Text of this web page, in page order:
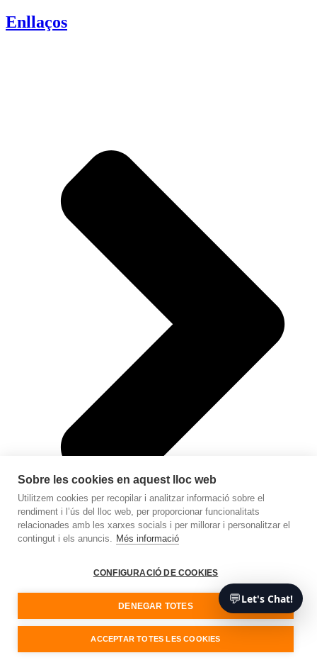
Enllaços
💬Let's Chat!
Sobre les cookies en aquest lloc web
Utilitzem cookies per recopilar i analitzar informació sobre el
rendiment i l’ús del lloc web, per proporcionar funcionalitats
relacionades amb les xarxes socials i per millorar i personalitzar el
contingut i els anuncis. Més informació
CONFIGURACIÓ DE COOKIES
DENEGAR TOTES
ACCEPTAR TOTES LES COOKIES